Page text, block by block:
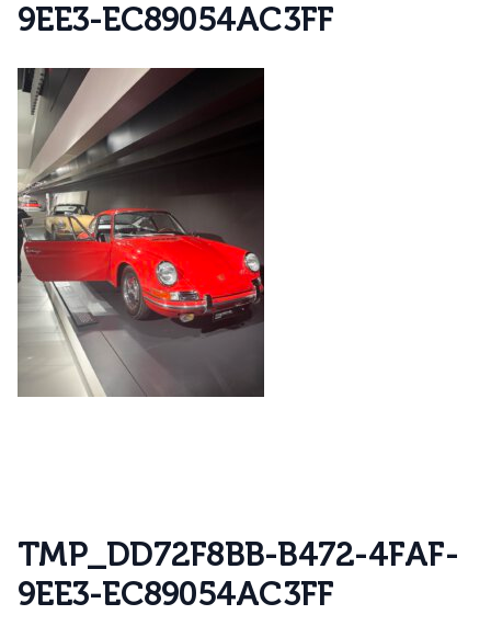
9EE3-EC89054AC3FF
TMP_DD72F8BB-B472-4FAF-
9EE3-EC89054AC3FF